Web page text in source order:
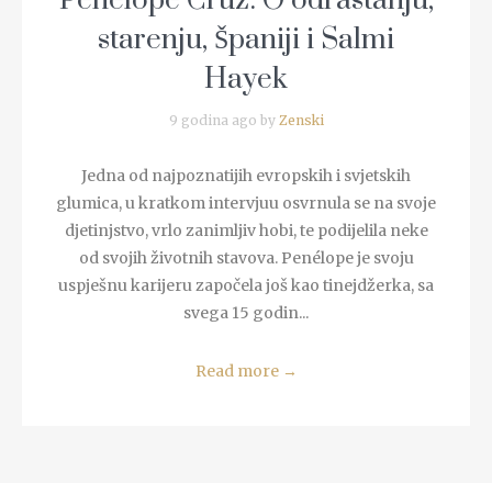
starenju, Španiji i Salmi
Hayek
9 godina ago by Zenski
Jedna od najpoznatijih evropskih i svjetskih
glumica, u kratkom intervjuu osvrnula se na svoje
djetinjstvo, vrlo zanimljiv hobi, te podijelila neke
od svojih životnih stavova. Penélope je svoju
uspješnu karijeru započela još kao tinejdžerka, sa
svega 15 godin...
Read more →